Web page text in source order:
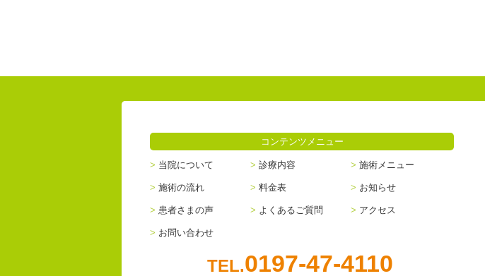
コンテンツメニュー
当院について 診療内容 施術メニュー
施術の流れ 料金表 お知らせ
患者さまの声 よくあるご質問 アクセス
お問い合わせ
TEL.0197-47-4110